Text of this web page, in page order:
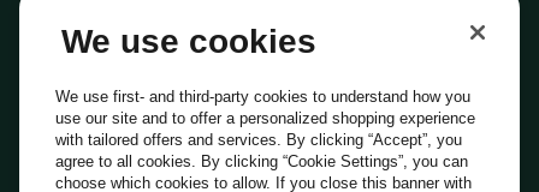
Everli Shoppers
About Us
Everli News
Domande frequenti
Lavora con noi
Diventa Shopper
Investitori
PrivacyCookiePreferenze Cookie
We use cookies
We use first- and third-party cookies to understand how you
use our site and to offer a personalized shopping experience
with tailored offers and services. By clicking “Accept”, you
agree to all cookies. By clicking “Cookie Settings”, you can
choose which cookies to allow. If you close this banner with